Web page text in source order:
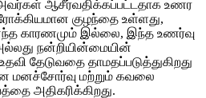
ஆசீர்வதிக்கப்பட்டதாக உணர
குழந்தை உள்ளது,
காரணமும் இல்லை, இந்த உணர்வு
நன்றியின்மையின்
தேடுவதை தாமதப்படுத்துகிறது
மனச்சோர்வு மற்றும் கவலை
அதிகரிக்கிறது.